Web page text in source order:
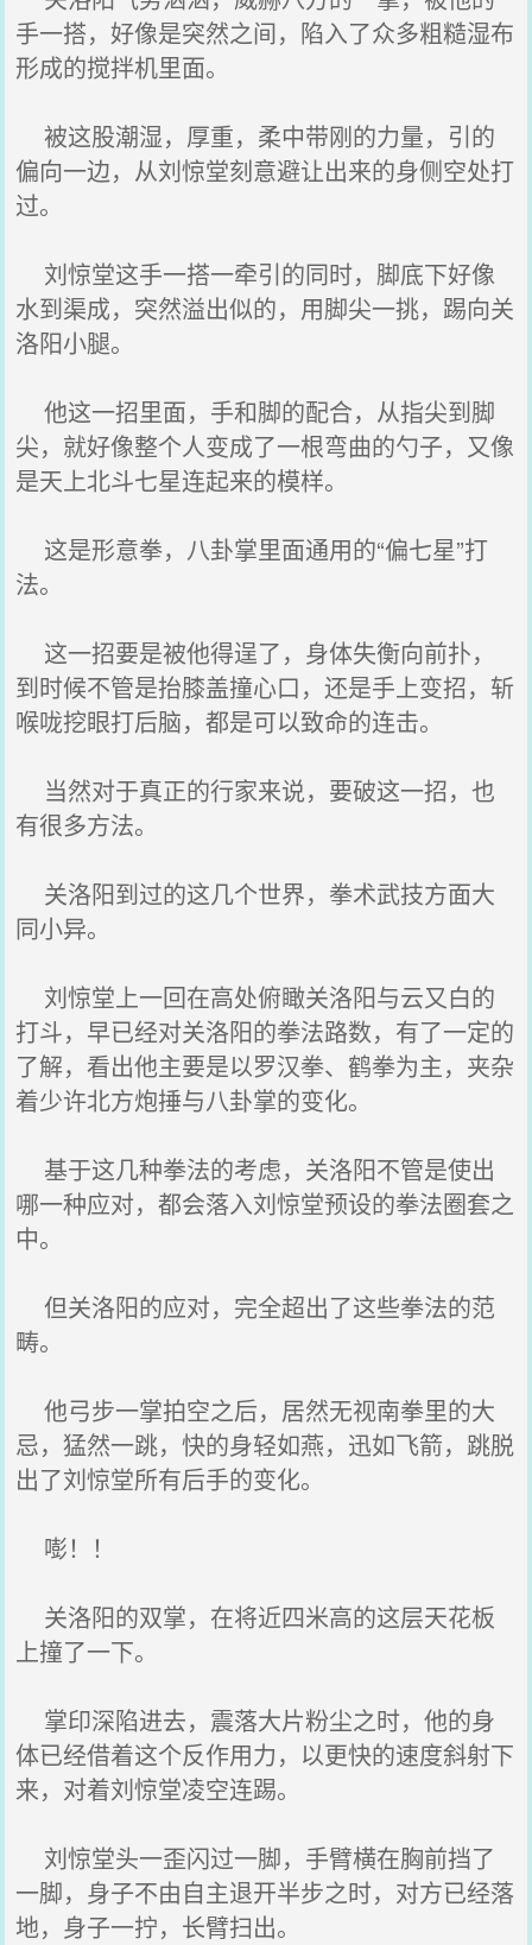
手一搭，好像是突然之间，陷入了众多粗糙湿布
形成的搅拌机里面。
被这股潮湿，厚重，柔中带刚的力量，引的
偏向一边，从刘惊堂刻意避让出来的身侧空处打
过。
刘惊堂这手一搭一牵引的同时，脚底下好像
水到渠成，突然溢出似的，用脚尖一挑，踢向关
洛阳小腿。
他这一招里面，手和脚的配合，从指尖到脚
尖，就好像整个人变成了一根弯曲的勺子，又像
是天上北斗七星连起来的模样。
这是形意拳，八卦掌里面通用的“偏七星”打
法。
这一招要是被他得逞了，身体失衡向前扑，
到时候不管是抬膝盖撞心口，还是手上变招，斩
喉咙挖眼打后脑，都是可以致命的连击。
当然对于真正的行家来说，要破这一招，也
有很多方法。
关洛阳到过的这几个世界，拳术武技方面大
同小异。
刘惊堂上一回在高处俯瞰关洛阳与云又白的
打斗，早已经对关洛阳的拳法路数，有了一定的
了解，看出他主要是以罗汉拳、鹤拳为主，夹杂
着少许北方炮捶与八卦掌的变化。
基于这几种拳法的考虑，关洛阳不管是使出
哪一种应对，都会落入刘惊堂预设的拳法圈套之
中。
但关洛阳的应对，完全超出了这些拳法的范
畴。
他弓步一掌拍空之后，居然无视南拳里的大
忌，猛然一跳，快的身轻如燕，迅如飞箭，跳脱
出了刘惊堂所有后手的变化。
嘭！！
关洛阳的双掌，在将近四米高的这层天花板
上撞了一下。
掌印深陷进去，震落大片粉尘之时，他的身
体已经借着这个反作用力，以更快的速度斜射下
来，对着刘惊堂凌空连踢。
刘惊堂头一歪闪过一脚，手臂横在胸前挡了
一脚，身子不由自主退开半步之时，对方已经落
地，身子一拧，长臂扫出。